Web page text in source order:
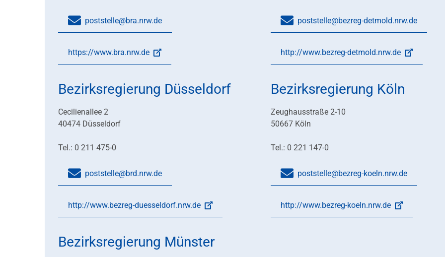
poststelle@bra.nrw.de
https://www.bra.nrw.de
poststelle@bezreg-detmold.nrw.de
http://www.bezreg-detmold.nrw.de
Bezirksregierung Düsseldorf
Cecilienallee 2
40474 Düsseldorf
Tel.: 0 211 475-0
poststelle@brd.nrw.de
http://www.bezreg-duesseldorf.nrw.de
Bezirksregierung Köln
Zeughausstraße 2-10
50667 Köln
Tel.: 0 221 147-0
poststelle@bezreg-koeln.nrw.de
http://www.bezreg-koeln.nrw.de
Bezirksregierung Münster